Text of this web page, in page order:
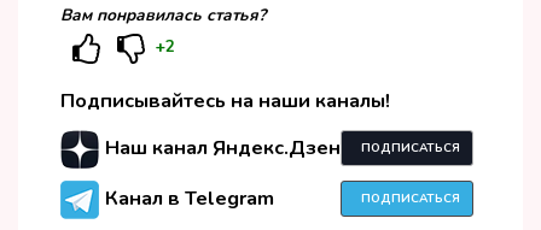
Вам понравилась статья?
+2
Подписывайтесь на наши каналы!
Наш канал Яндекс.Дзен
ПОДПИСАТЬСЯ
Канал в Telegram ПОДПИСАТЬСЯ